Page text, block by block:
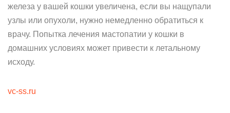
железа у вашей кошки увеличена, если вы нащупали
узлы или опухоли, нужно немедленно обратиться к
врачу. Попытка лечения мастопатии у кошки в
домашних условиях может привести к летальному
исходу.
vc-ss.ru